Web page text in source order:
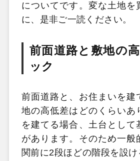
についてです。変な土地を
に、是非ご一読ください。
前面道路と敷地の
ック
前面道路と、お住まいを建
地の高低差はどのくらいあ
を建てる場合、土台として
があります。そのため一般
関前に2段ほどの階段を設